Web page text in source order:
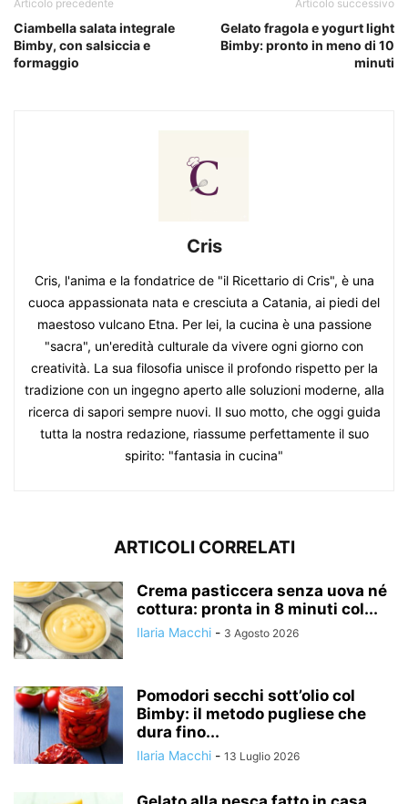
Articolo precedente
Ciambella salata integrale
Bimby, con salsiccia e
formaggio
Articolo successivo
Gelato fragola e yogurt light
Bimby: pronto in meno di 10
minuti
Cris
Cris, l'anima e la fondatrice de "il Ricettario di Cris", è una
cuoca appassionata nata e cresciuta a Catania, ai piedi del
maestoso vulcano Etna. Per lei, la cucina è una passione
"sacra", un'eredità culturale da vivere ogni giorno con
creatività. La sua filosofia unisce il profondo rispetto per la
tradizione con un ingegno aperto alle soluzioni moderne, alla
ricerca di sapori sempre nuovi. Il suo motto, che oggi guida
tutta la nostra redazione, riassume perfettamente il suo
spirito: "fantasia in cucina"
ARTICOLI CORRELATI
Crema pasticcera senza uova né
cottura: pronta in 8 minuti col...
Ilaria Macchi - 3 Agosto 2026
Pomodori secchi sott’olio col
Bimby: il metodo pugliese che
dura fino...
Ilaria Macchi - 13 Luglio 2026